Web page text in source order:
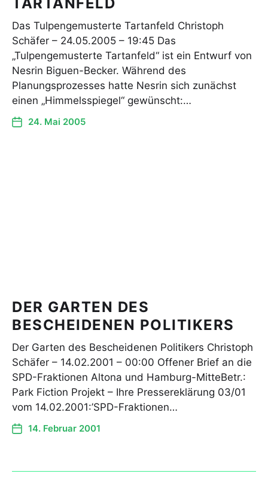
Das Tulpengemusterte Tartanfeld Christoph
Schäfer – 24.05.2005 – 19:45 Das
„Tulpengemusterte Tartanfeld“ ist ein Entwurf von
Nesrin Biguen-Becker. Während des
Planungsprozesses hatte Nesrin sich zunächst
einen „Himmelsspiegel“ gewünscht:…
24. Mai 2005
DER GARTEN DES
BESCHEIDENEN POLITIKERS
Der Garten des Bescheidenen Politikers Christoph
Schäfer – 14.02.2001 – 00:00 Offener Brief an die
SPD-Fraktionen Altona und Hamburg-MitteBetr.:
Park Fiction Projekt – Ihre Pressereklärung 03/01
vom 14.02.2001:’SPD-Fraktionen…
14. Februar 2001